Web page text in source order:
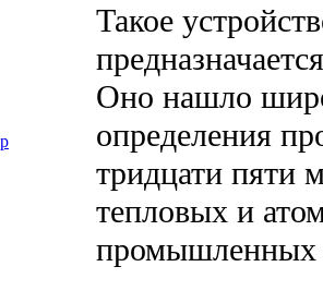
Такое
Оно нашло
определения
тридцати пяти
тепловых и
промышленных